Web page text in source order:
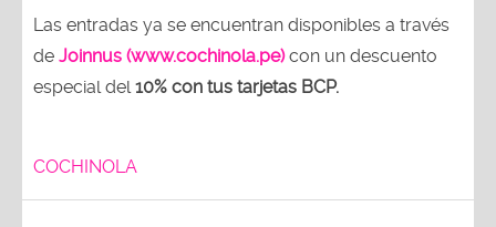
Las entradas ya se encuentran disponibles a través
de Joinnus (www.cochinola.pe)con un descuento
especial del10% con tus tarjetas BCP.
COCHINOLA